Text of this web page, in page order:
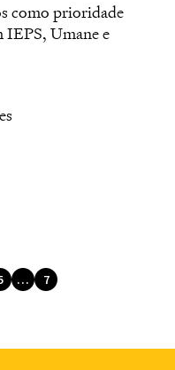
como prioridade
IEPS, Umane e
… 7